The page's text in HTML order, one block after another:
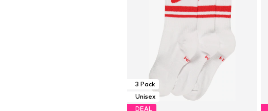
3 Pack
Unisex
DEAL